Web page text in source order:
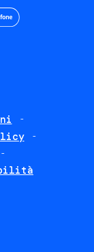
ulteriori